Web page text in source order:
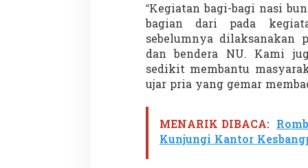
“Kegiatan bagi-bagi nasi
bagian dari pada
sebelumnya dilaksanakan
dan bendera NU. Kami
sedikit membantu
ujar pria yang gemar
MENARIK DIBACA:
Kunjungi Kantor